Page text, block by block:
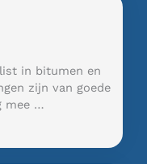
in bitumen en
zijn van goede
mee …